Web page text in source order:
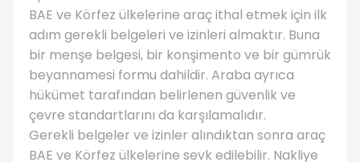
BAE ve Körfez ülkelerine araç ithal etmek için ilk
adım gerekli belgeleri ve izinleri almaktır. Buna
bir menşe belgesi, bir konşimento ve bir gümrük
beyannamesi formu dahildir. Araba ayrıca
hükümet tarafından belirlenen güvenlik ve
çevre standartlarını da karşılamalıdır.
Gerekli belgeler ve izinler alındıktan sonra araç
BAE ve Körfez ülkelerine sevk edilebilir. Nakliye